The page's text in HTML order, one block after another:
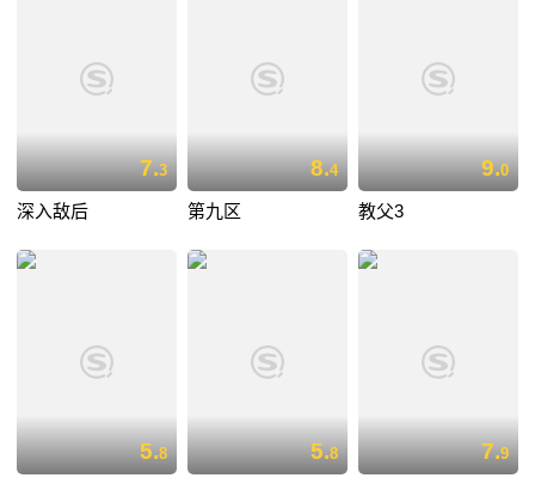
7.3
深入敌后
8.4
第九区
9.0
教父3
5.8 5.8 7.9